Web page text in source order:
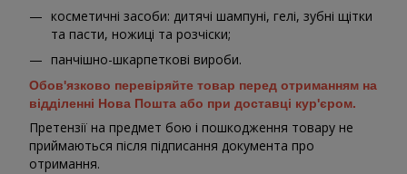
косметичні засоби: дитячі шампуні, гелі, зубні щітки
та пасти, ножиці та розчіски;
панчішно-шкарпеткові вироби.
Обов'язково перевіряйте товар перед отриманням на
відділенні Нова Пошта або при доставці кур'єром.
Претензії на предмет бою і пошкодження товару не
приймаються після підписання документа про
отримання.